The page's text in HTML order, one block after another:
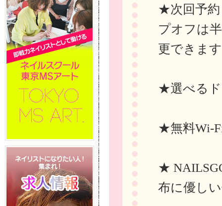
★次回予約
プオフは
更できま
★選べるド
★無料Wi-
★
布に優し